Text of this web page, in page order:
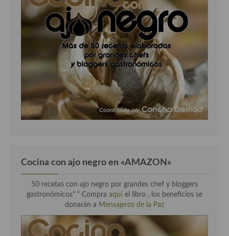
Cocina con ajo negro en «AMAZON»
50 recetas con ajo negro por grandes chef y bloggers
gastronómicos" " Compra aquí el libro , los beneficios se
donarán a Mensajeros de la Paz